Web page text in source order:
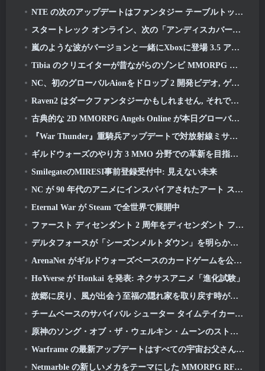
NTE の次のアップデートはファンタジー テーブルトップ ゲームに少し寄り道します
スタートレック オンライン、次の「アンディスカバード」シーズンの開始を発表
嵐のような波がバージョンと一緒にXboxに登場 3.5 アップデート
Tibia のクリエイターが昔ながらのゾンビ MMORPG の新しいプレイテストを発表, オンラインで維持
NC、初のグローバルAionをドロップ 2 開発ビデオ, ゲームの詳細を共有する
Raven2 はダークファンタジーかもしれません, それでも夏の楽しみは終わりません
古典的な 2D MMORPG Angels Online が本日グローバルで開始
『War Thunder』重騎兵アップデートで対放射線ミサイルと電子支援手段を追加
ギルドウォーズのやり方 3 MMO 分野での革新を目指しているかもしれない
SmilegateのMIRESI事前登録受付中: 見えない未来
NC が 90 年代のアニメにインスパイアされたアート スタイルを取り入れた魔法少女 RPG を開発中
Eternal War が Steam で全世界で展開中
ファースト ディセンダント 2 周年をディセンダント フェストで祝う 2026 ストリーム
デルタフォースが「シーズンメルトダウン」を明らかに, レインボーシックス シージコラボを発表
ArenaNet がギルドウォーズベースのカードゲームを公開, ミストバウンド
HoYverse が Honkai を発表: ネクサスアニメ「進化試験」
故郷に戻り、風が出会う至福の隠れ家を取り戻す時が来ました
チームベースのサバイバル シューター タイムテイカー向けの 2 回目の「独占」ベータ テストが発表
原神のソング・オブ・ザ・ウェルキン・ムーンのストーリーラインが終わりを迎えます。. オン・ザ・ムーン
Warframe の最新アップデートはすべての宇宙お父さんを祝う
Netmarble の新しいメカをテーマにした MMORPG RF オンラインが次に世界的に開始